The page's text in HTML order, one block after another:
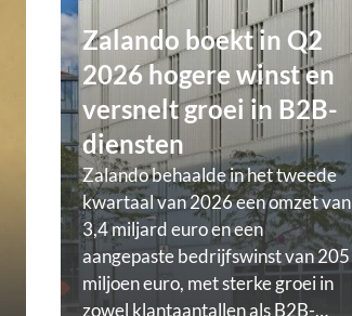
Zalando boekt in Q2
2026 hogere winst en
versnelt groei in B2B-
diensten
Zalando behaalde in het tweede
kwartaal van 2026 een omzet van
3,4 miljard euro en een
aangepaste bedrijfswinst van 205
miljoen euro, met sterke groei in
zowel klantaantallen als B2B-